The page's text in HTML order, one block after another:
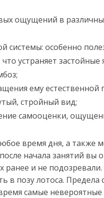
ощущений в
системы: особенно
устраняет
ему естественной
стройный вид;
самооценки,
время дня, а также
начала занятий вы
ранее и не
в позу лотоса.
самые невероятные